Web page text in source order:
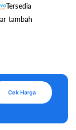
Tersedia
tambah
Cek Harga